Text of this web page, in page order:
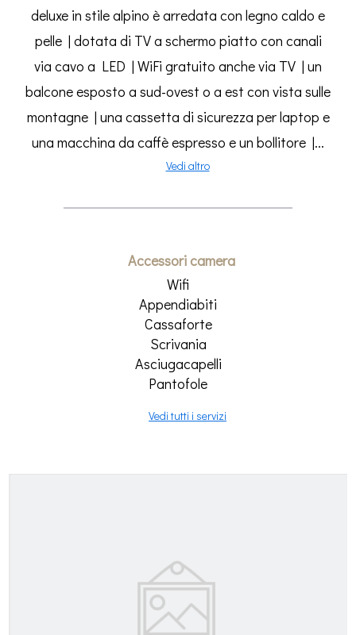
deluxe in stile alpino è arredata con legno caldo e
pelle | dotata di TV a schermo piatto con canali
via cavo a LED | WiFi gratuito anche via TV | un
balcone esposto a sud-ovest o a est con vista sulle
montagne | una cassetta di sicurezza per laptop e
una macchina da caffè espresso e un bollitore |...
Vedi altro
Accessori camera
Wifi
Appendiabiti
Cassaforte
Scrivania
Asciugacapelli
Pantofole
Vedi tutti i servizi